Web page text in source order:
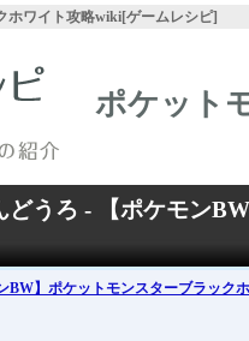
ホワイト攻略wiki[ゲームレシピ]
ポケット
どうろ - 【ポケモン
BW】ポケットモンスターブラック